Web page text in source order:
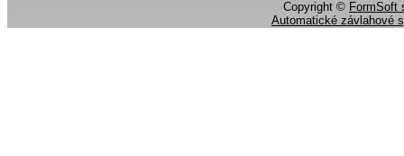
Copyright © FormSoft
Automatické závlahové